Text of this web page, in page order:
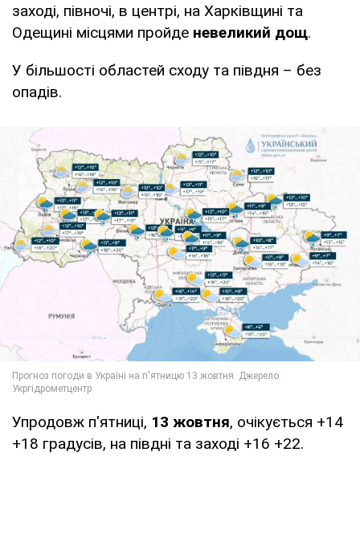
заході, півночі, в центрі, на Харківщині та
Одещині місцями пройде невеликий дощ.
У більшості областей сходу та півдня – без
опадів.
Упродовж п'ятниці, 13 жовтня, очікується +14
+18 градусів, на півдні та заході +16 +22.